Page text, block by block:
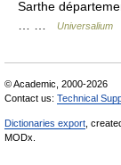
Sarthe
Universalium
© Academic, 2000-2026
Contact us: Technical
Dictionaries export ,
MODx.